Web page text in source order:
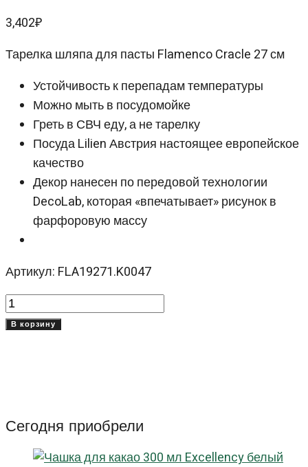
3,402₽
Тарелка шляпа для пасты Flamenco Cracle 27 см
Устойчивость к перепадам температуры
Можно мыть в посудомойке
Греть в СВЧ еду, а не тарелку
Посуда Lilien Австрия настоящее европейское
качество
Декор нанесен по передовой технологии
DecoLab, которая «впечатывает» рисунок в
фарфоровую массу
Артикул: FLA19271.K0047
Количество
товара
Кракле
(Flamenco
Crackle)
В корзину
Сегодня приобрели